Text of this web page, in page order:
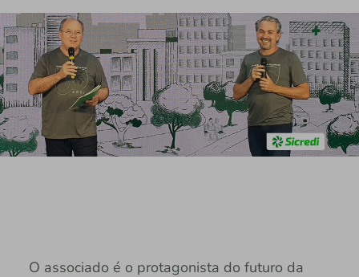
O associado é o protagonista do futuro da